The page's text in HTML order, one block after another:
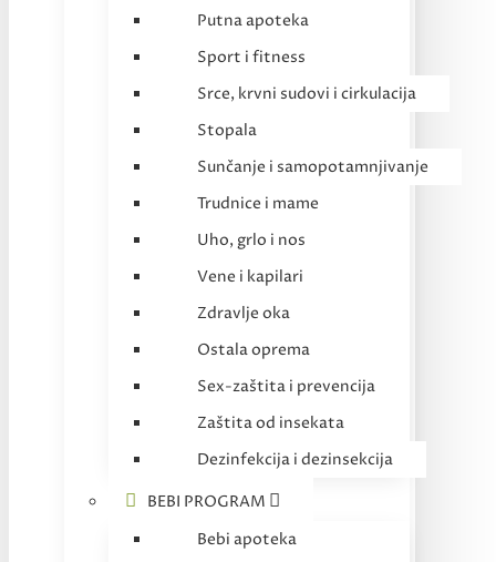
Putna apoteka
Sport i fitness
Srce, krvni sudovi i cirkulacija
Stopala
Sunčanje i samopotamnjivanje
Trudnice i mame
Uho, grlo i nos
Vene i kapilari
Zdravlje oka
Ostala oprema
Sex-zaštita i prevencija
Zaštita od insekata
Dezinfekcija i dezinsekcija
BEBI PROGRAM
Bebi apoteka